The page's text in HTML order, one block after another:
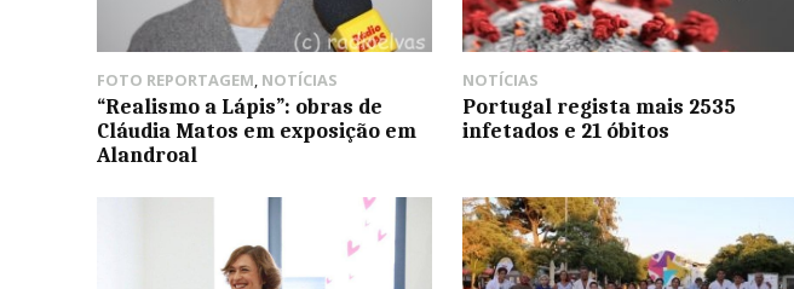
FOTO REPORTAGEM, NOTÍCIAS
“Realismo a Lápis”: obras de
Cláudia Matos em exposição em
Alandroal
NOTÍCIAS
Portugal regista mais 2535
infetados e 21 óbitos